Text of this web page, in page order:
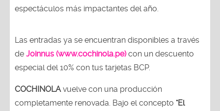
espectáculos más impactantes del año.
Las entradas ya se encuentran disponibles a través
de Joinnus (www.cochinola.pe)con un descuento
especial del 10% con tus tarjetas BCP.
COCHINOLAvuelve con una producción
completamente renovada. Bajo el concepto "El